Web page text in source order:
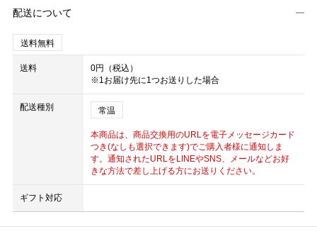
配送について
送料無料
送料
0円（税込）
※1お届け先に1つお送りした場合
配送種別 常温
本商品は、商品交換用のURLを電子メッセージカード
つき(なしも選択できます)でご購入者様に通知しま
す。通知されたURLをLINEやSNS、メールなどお好
きな方法で差し上げる方にお送りください。
ギフト対応